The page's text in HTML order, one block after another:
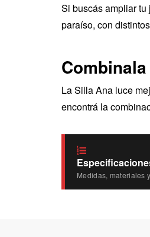
Si buscás ampliar
paraíso, con
La Silla Ana luce
encontrá la
Medidas, materiales